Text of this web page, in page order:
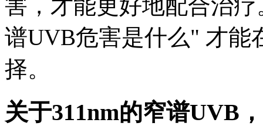
害，才能更好地配合治
谱UVB危害是什么" 才能
择。
关于311nm的窄谱UVB